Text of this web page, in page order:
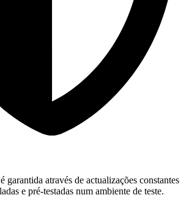
garantida através de actualizações constantes
e pré-testadas num ambiente de teste.